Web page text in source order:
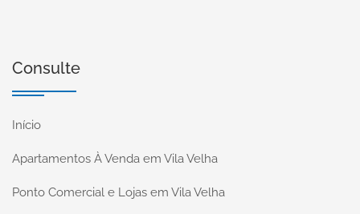
Consulte
Início
Apartamentos À Venda em Vila Velha
Ponto Comercial e Lojas em Vila Velha